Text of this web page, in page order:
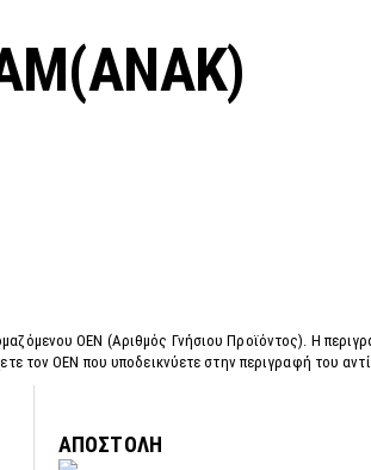
OEN (Αριθμός Γνήσιου Προϊόντος). Η
τον OEN που υποδεικνύετε στην περιγραφή του
ΑΠΟΣΤΟΛΗ